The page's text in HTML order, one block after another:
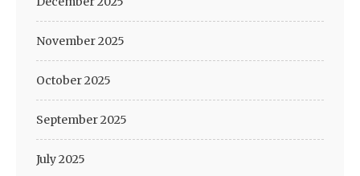
November 2025
October 2025
September 2025
July 2025